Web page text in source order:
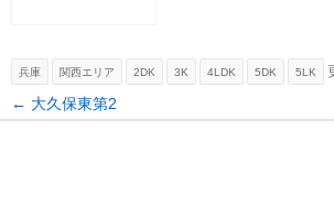
兵庫 関西エリア 2DK 3K 4LDK 5DK 5LK
Post navigation
← 大久保東第2